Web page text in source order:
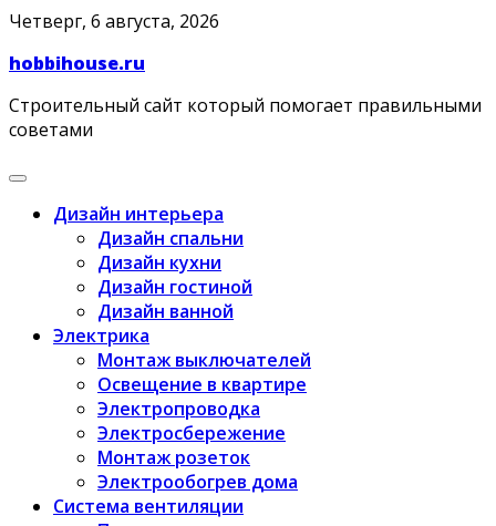
Skip
content
Четверг, 6 августа, 2026
hobbihouse.ru
Строительный сайт который помогает правильными
советами
Дизайн интерьера
Дизайн спальни
Дизайн кухни
Дизайн гостиной
Дизайн ванной
Электрика
Монтаж выключателей
Освещение в квартире
Электропроводка
Электросбережение
Монтаж розеток
Электрообогрев дома
Система вентиляции